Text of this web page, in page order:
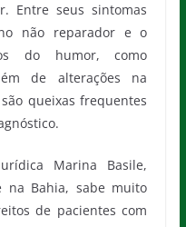
Entre seus sintomas
não reparador e o
do humor, como
de alterações na
queixas frequentes
Marina Basile,
na Bahia, sabe muito
de pacientes com